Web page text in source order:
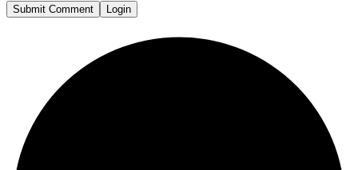
Submit Comment Login